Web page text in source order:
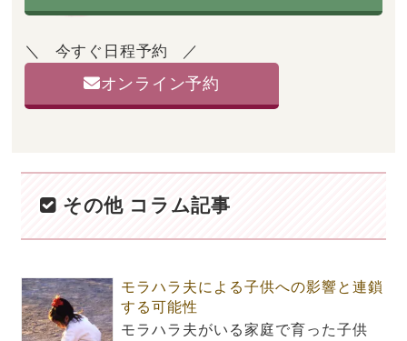
今すぐ日程予約
オンライン予約
その他 コラム記事
モラハラ夫による子供への影響と連鎖
する可能性
モラハラ夫がいる家庭で育った子供